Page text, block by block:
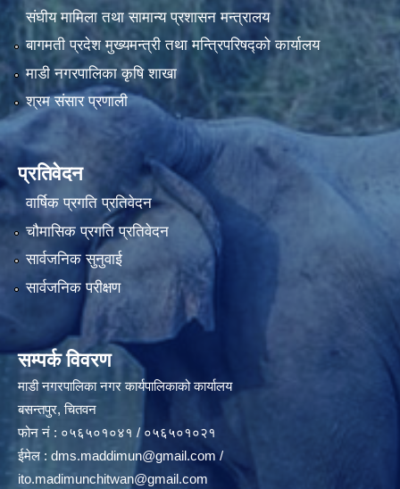
संघीय मामिला तथा सामान्य प्रशासन मन्त्रालय
बागमती प्रदेश मुख्यमन्त्री तथा मन्त्रिपरिषद्को कार्यालय
माडी नगरपालिका कृषि शाखा
श्रम संसार प्रणाली
प्रतिवेदन
वार्षिक प्रगति प्रतिवेदन
चौमासिक प्रगति प्रतिवेदन
सार्वजनिक सुनुवाई
सार्वजनिक परीक्षण
सम्पर्क विवरण
माडी नगरपालिका नगर कार्यपालिकाको कार्यालय
बसन्तपुर, चितवन
फोन नं : ०५६५०१०४१ / ०५६५०१०२१
ईमेल : dms.maddimun@gmail.com/
ito.madimunchitwan@gmail.com